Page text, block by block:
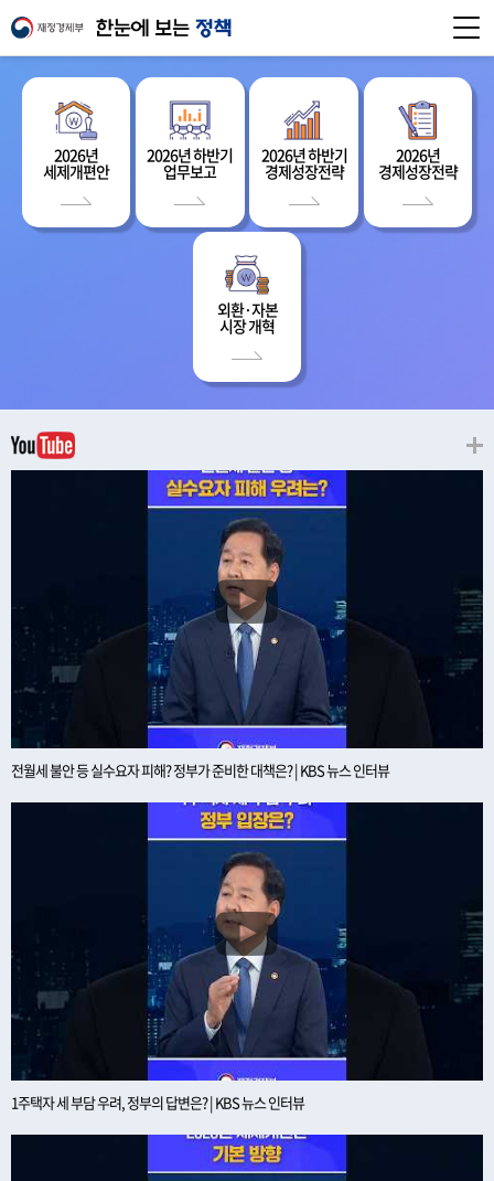
2026년
세제개편안
2026년 하반기
업무보고
2026년 하반기
경제성장전략
2026년
경제성장전략
외환·자본
시장 개혁
전월세 불안 등 실수요자 피해? 정부가 준비한 대책은? | KBS 뉴스 인터뷰
1주택자 세 부담 우려, 정부의 답변은? | KBS 뉴스 인터뷰